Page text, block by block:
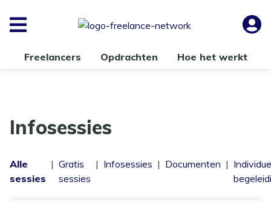
Freelancers Opdrachten Hoe het werkt
Infosessies
Alle
sessies
| Gratis
sessies
| Infosessies | Documenten |